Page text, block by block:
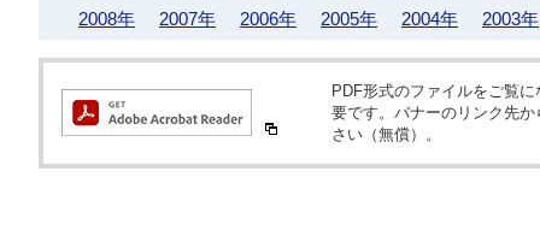
2008年
2007年 2006年 2005年 2004年 2003年
PDF形式のファイルをご覧
要です。バナーのリンク先
さい（無償）。